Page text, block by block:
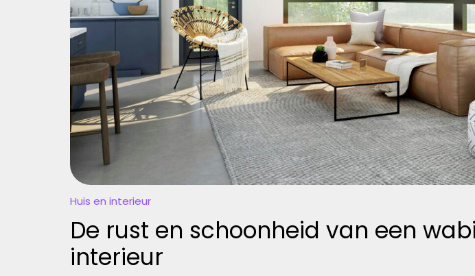
Huis en interieur
De rust en schoonheid van een
interieur